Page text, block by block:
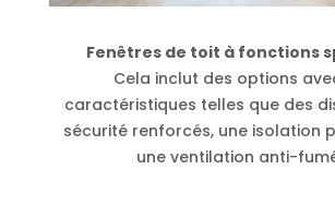
Fenêtres de toit à fonctions
Cela inclut des options
caractéristiques telles que des
sécurité renforcés, une isolation
une ventilation anti-